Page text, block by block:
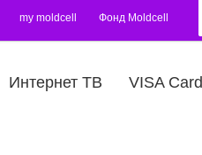
my moldcell Фонд Moldcell
Интернет ТВ VISA Card